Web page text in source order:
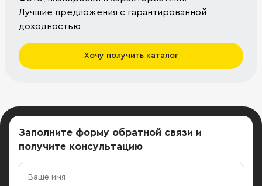
Лучшие предложения с гарантированной
доходностью
Хочу получить каталог
Заполните форму обратной связи и
получите консультацию